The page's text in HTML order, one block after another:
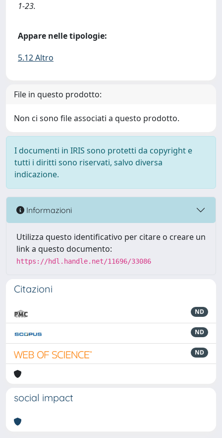
1-23.
Appare nelle tipologie:
5.12 Altro
File in questo prodotto:
Non ci sono file associati a questo prodotto.
I documenti in IRIS sono protetti da copyright e
tutti i diritti sono riservati, salvo diversa
indicazione.
Informazioni
Utilizza questo identificativo per citare o creare un
link a questo documento:
https://hdl.handle.net/11696/33086
Citazioni
ND
ND
ND
social impact